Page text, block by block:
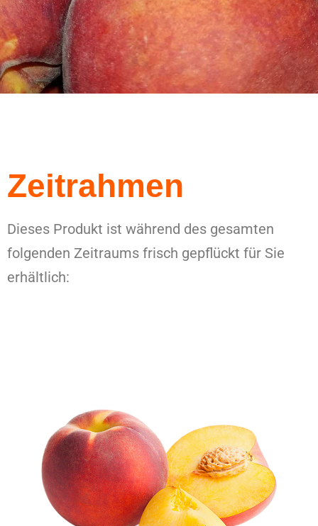
Zeitrahmen
Dieses Produkt ist während des gesamten
folgenden Zeitraums frisch gepflückt für Sie
erhältlich: